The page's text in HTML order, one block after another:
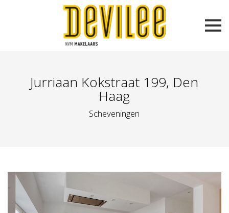
Jurriaan Kokstraat 199, Den
Haag
Scheveningen